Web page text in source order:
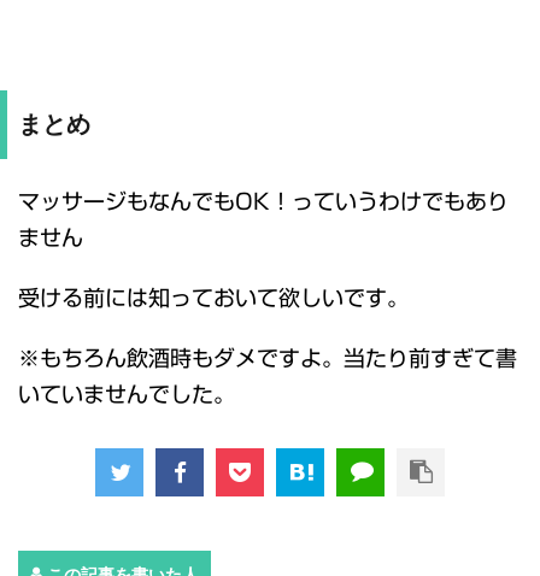
まとめ
マッサージもなんでもOK！っていうわけでもあり
ません
受ける前には知っておいて欲しいです。
※もちろん飲酒時もダメですよ。当たり前すぎて書
いていませんでした。